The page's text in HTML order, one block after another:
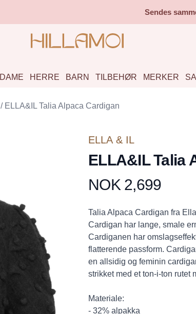
Sendes
DAME HERRE BARN TILBEHØR MERKER
/ ELLA&IL Talia Alpaca Cardigan
ELLA & IL
ELLA&IL Talia
Produktdetaljer
NOK 2,699
Description
Talia Alpaca Cardigan fra
Cardigan har lange, smale
Cardiganen har
flatterende passform.
en allsidig og feminin
strikket med et ton-i-ton rutet
Materiale:
- 32% alpakka